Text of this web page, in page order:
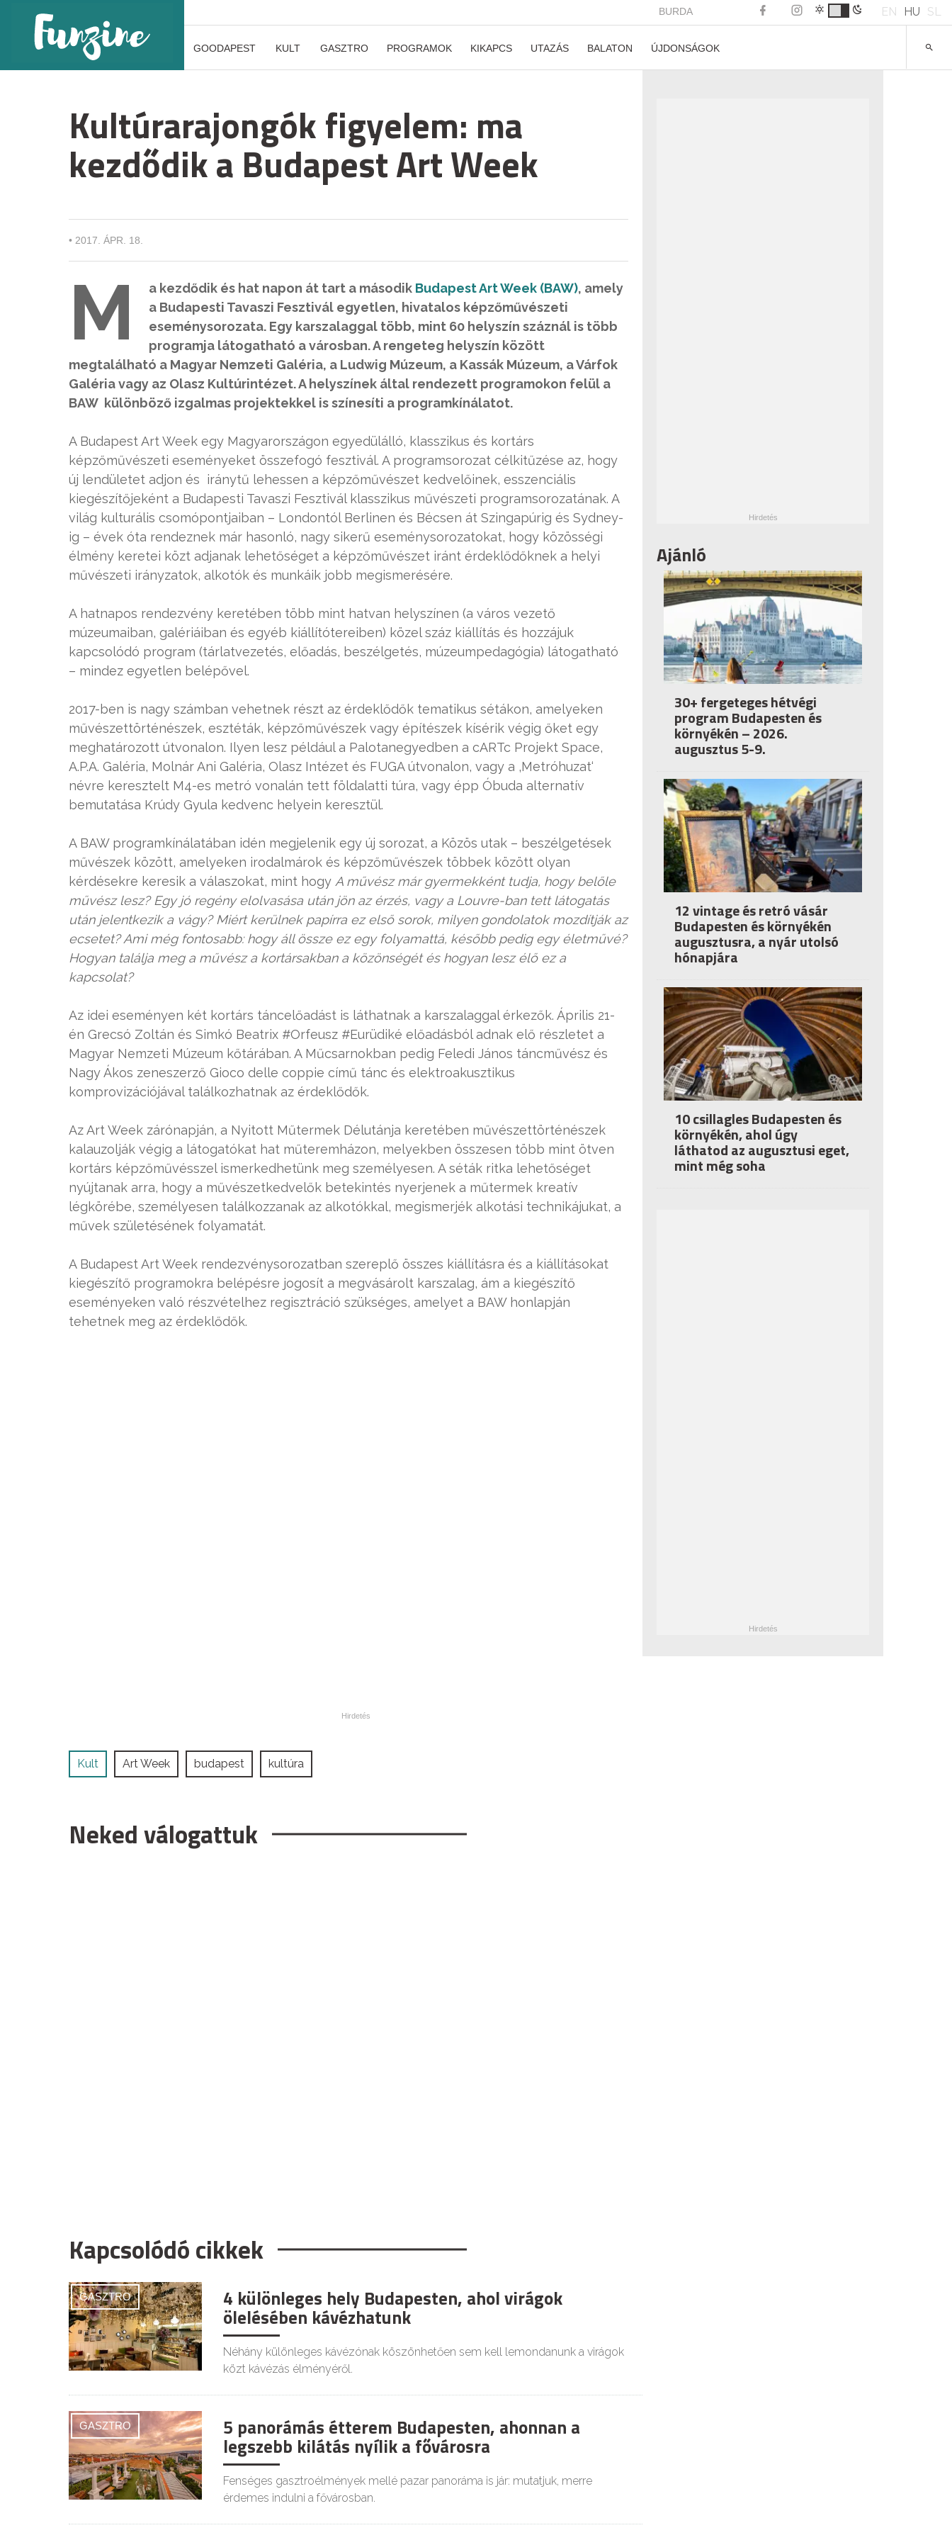
BURDA EN HU SL
GOODAPEST KULT GASZTRO PROGRAMOK KIKAPCS UTAZÁS BALATON ÚJDONSÁGOK
Kultúrarajongók figyelem: ma
kezdődik a Budapest Art Week
• 2017. ÁPR. 18.
M a kezdődik és hat napon át tart a második Budapest Art Week (BAW), amely
a Budapesti Tavaszi Fesztivál egyetlen, hivatalos képzőművészeti
eseménysorozata. Egy karszalaggal több, mint 60 helyszín száznál is több
programja látogatható a városban. A rengeteg helyszín között
megtalálható a Magyar Nemzeti Galéria, a Ludwig Múzeum, a Kassák Múzeum, a Várfok
Galéria vagy az Olasz Kultúrintézet. A helyszínek által rendezett programokon felül a
BAW különböző izgalmas projektekkel is színesíti a programkínálatot.
A Budapest Art Week egy Magyarországon egyedülálló, klasszikus és kortárs
képzőművészeti eseményeket összefogó fesztivál. A programsorozat célkitűzése az, hogy
új lendületet adjon és iránytű lehessen a képzőművészet kedvelőinek, esszenciális
kiegészítőjeként a Budapesti Tavaszi Fesztivál klasszikus művészeti programsorozatának. A
világ kulturális csomópontjaiban – Londontól Berlinen és Bécsen át Szingapúrig és Sydney-
ig – évek óta rendeznek már hasonló, nagy sikerű eseménysorozatokat, hogy közösségi
élmény keretei közt adjanak lehetőséget a képzőművészet iránt érdeklődőknek a helyi
művészeti irányzatok, alkotók és munkáik jobb megismerésére.
A hatnapos rendezvény keretében több mint hatvan helyszínen (a város vezető
múzeumaiban, galériáiban és egyéb kiállítótereiben) közel száz kiállítás és hozzájuk
kapcsolódó program (tárlatvezetés, előadás, beszélgetés, múzeumpedagógia) látogatható
– mindez egyetlen belépővel.
2017-ben is nagy számban vehetnek részt az érdeklődők tematikus sétákon, amelyeken
művészettörténészek, esztéták, képzőművészek vagy építészek kísérik végig őket egy
meghatározott útvonalon. Ilyen lesz például a Palotanegyedben a cARTc Projekt Space,
A.P.A. Galéria, Molnár Ani Galéria, Olasz Intézet és FUGA útvonalon, vagy a ‚Metróhuzat‘
névre keresztelt M4-es metró vonalán tett földalatti túra, vagy épp Óbuda alternatív
bemutatása Krúdy Gyula kedvenc helyein keresztül.
A BAW programkínálatában idén megjelenik egy új sorozat, a Közös utak – beszélgetések
művészek között, amelyeken irodalmárok és képzőművészek többek között olyan
kérdésekre keresik a válaszokat, mint hogy A művész már gyermekként tudja, hogy belőle
művész lesz? Egy jó regény elolvasása után jön az érzés, vagy a Louvre-ban tett látogatás
után jelentkezik a vágy? Miért kerülnek papírra ez első sorok, milyen gondolatok mozdítják az
ecsetet? Ami még fontosabb: hogy áll össze ez egy folyamattá, később pedig egy életművé?
Hogyan találja meg a művész a kortársakban a közönségét és hogyan lesz élő ez a
kapcsolat?
Az idei eseményen két kortárs táncelőadást is láthatnak a karszalaggal érkezők. Április 21-
én Grecsó Zoltán és Simkó Beatrix #Orfeusz #Eurüdiké előadásból adnak elő részletet a
Magyar Nemzeti Múzeum kőtárában. A Műcsarnokban pedig Feledi János táncművész és
Nagy Ákos zeneszerző Gioco delle coppie című tánc és elektroakusztikus
komprovizációjával találkozhatnak az érdeklődők.
Az Art Week zárónapján, a Nyitott Műtermek Délutánja keretében művészettörténészek
kalauzolják végig a látogatókat hat műteremházon, melyekben összesen több mint ötven
kortárs képzőművésszel ismerkedhetünk meg személyesen. A séták ritka lehetőséget
nyújtanak arra, hogy a művészetkedvelők betekintés nyerjenek a műtermek kreatív
légkörébe, személyesen találkozzanak az alkotókkal, megismerjék alkotási technikájukat, a
művek születésének folyamatát.
A Budapest Art Week rendezvénysorozatban szereplő összes kiállításra és a kiállításokat
kiegészítő programokra belépésre jogosít a megvásárolt karszalag, ám a kiegészítő
eseményeken való részvételhez regisztráció szükséges, amelyet a BAW honlapján
tehetnek meg az érdeklődők.
Kult Art Week budapest kultúra
Neked válogattuk
Kapcsolódó cikkek
GASZTRO 4 különleges hely Budapesten, ahol virágok
ölelésében kávézhatunk
Néhány különleges kávézónak köszönhetően sem kell lemondanunk a virágok
közt kávézás élményéről.
GASZTRO 5 panorámás étterem Budapesten, ahonnan a
legszebb kilátás nyílik a fővárosra
Fenséges gasztroélmények mellé pazar panoráma is jár: mutatjuk, merre
érdemes indulni a fővárosban.
Ajánló
30+ fergeteges hétvégi
program Budapesten és
környékén – 2026.
augusztus 5-9.
12 vintage és retró vásár
Budapesten és környékén
augusztusra, a nyár utolsó
hónapjára
10 csillagles Budapesten és
környékén, ahol úgy
láthatod az augusztusi eget,
mint még soha